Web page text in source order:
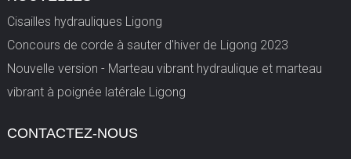
Cisailles hydrauliques Ligong
Concours de corde à sauter d'hiver de Ligong 2023
Nouvelle version - Marteau vibrant hydraulique et marteau
vibrant à poignée latérale Ligong
CONTACTEZ-NOUS